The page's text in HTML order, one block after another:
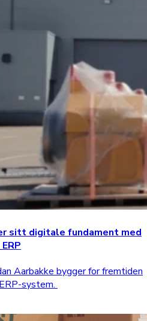
sitt digitale fundament med
Aarbakke bygger for fremtiden
system.